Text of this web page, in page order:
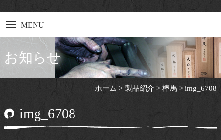
MENU
工場見学について
お知らせ
ホーム >製品紹介 >棒馬 >img_6708
img_6708